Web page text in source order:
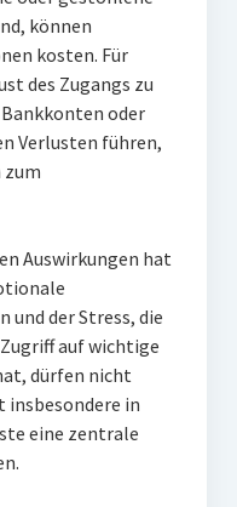
können
kosten. Für
des Zugangs zu
oder
Verlusten führen,
zum
Auswirkungen hat
und der Stress, die
auf wichtige
dürfen nicht
in
eine zentrale